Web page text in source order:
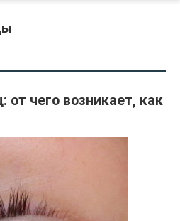
от чего возникает, как